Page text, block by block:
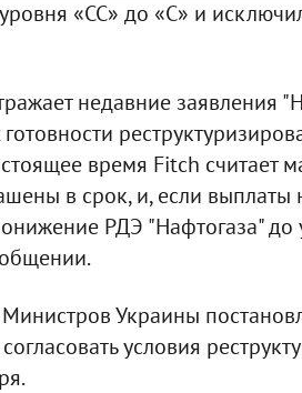
«CC» до «C» и
недавние заявления
время Fitch считает
в срок, и, если выплаты
РДЭ "Нафтогаза" до
Украины
условия